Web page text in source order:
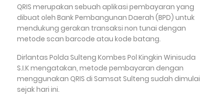
QRIS merupakan sebuah aplikasi pembayaran yang
dibuat oleh Bank Pembangunan Daerah (BPD) untuk
mendukung gerakan transaksi non tunai dengan
metode scan barcode atau kode batang.
Dirlantas Polda Sulteng Kombes Pol Kingkin Winisuda
S.I.K mengatakan, metode pembayaran dengan
menggunakan QRIS di Samsat Sulteng sudah dimulai
sejak hari ini.